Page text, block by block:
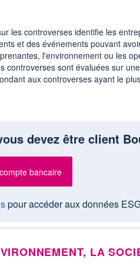
les controverses identifie les
et des événements pouvant
l'environnement ou les
controverses sont évaluées sur
aux controverses ayant le
devez être client
bancaire
pour accéder aux données
LA